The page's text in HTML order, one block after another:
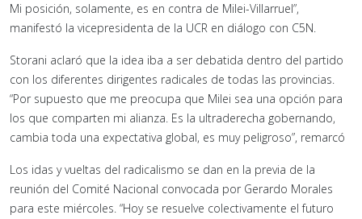
Mi posición, solamente, es en contra de Milei-Villarruel”,
manifestó la vicepresidenta de la UCR en diálogo con C5N.
Storani aclaró que la idea iba a ser debatida dentro del partido
con los diferentes dirigentes radicales de todas las provincias.
“Por supuesto que me preocupa que Milei sea una opción para
los que comparten mi alianza. Es la ultraderecha gobernando,
cambia toda una expectativa global, es muy peligroso”, remarcó
Los idas y vueltas del radicalismo se dan en la previa de la
reunión del Comité Nacional convocada por Gerardo Morales
para este miércoles. “Hoy se resuelve colectivamente el futuro